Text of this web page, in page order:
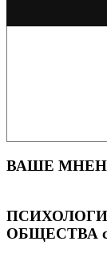
ВАШЕ
ОБЩЕСТВА